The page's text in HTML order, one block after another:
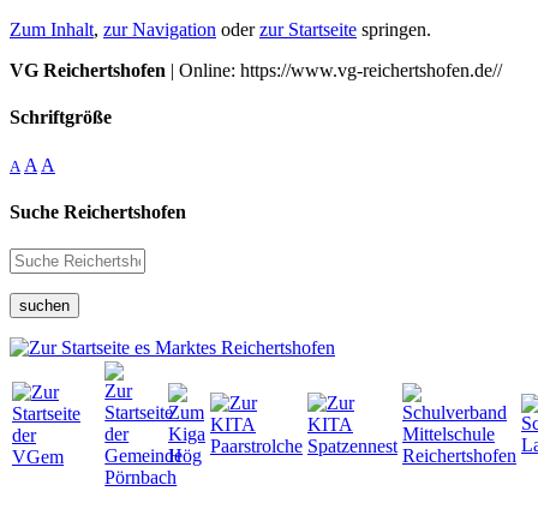
Zum Inhalt, zur Navigation oderzur Startseite springen.
VG Reichertshofen | Online: https://www.vg-reichertshofen.de//
Schriftgröße
A A A
Suche Reichertshofen
suchen